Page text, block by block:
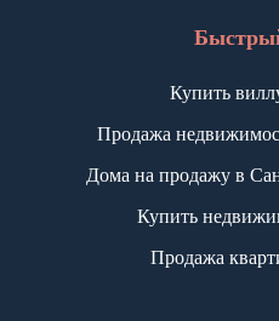
Купить
Продажа
Дома на продажу в
Купить
Продажа